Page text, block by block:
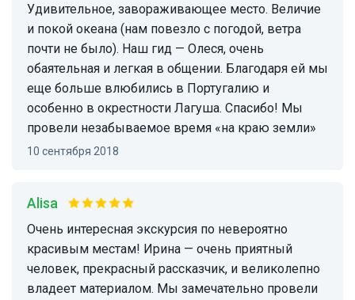
Удивительное, завораживающее место. Величие
и покой океана (нам повезло с погодой, ветра
почти не было). Наш гид — Олеся, очень
обаятельная и легкая в общении. Благодаря ей мы
еще больше влюбились в Португалию и
особенно в окрестности Лагуша. Спасибо! Мы
провели незабываемое время «на краю земли»
10 сентября 2018
Alisa
Очень интересная экскурсия по невероятно
красивым местам! Ирина — очень приятный
человек, прекрасный рассказчик, и великолепно
владеет материалом. Мы замечательно провели